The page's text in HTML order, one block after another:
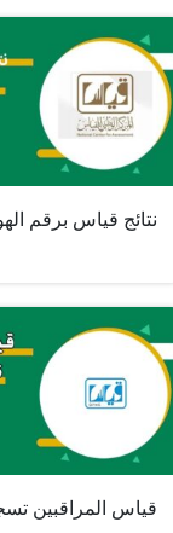
نتائج قياس برقم
قياس المراقبين